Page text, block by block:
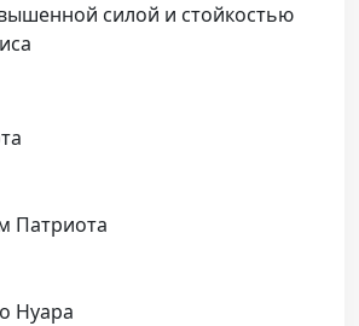
силой и стойкостью
Патриота
Нуара